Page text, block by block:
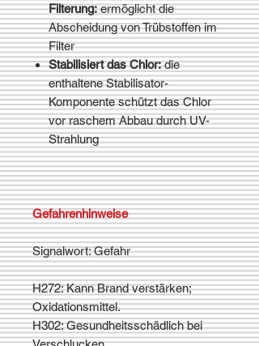
Filterung:ermöglicht die
Abscheidung von Trübstoffen im
Filter
Stabilisiert das Chlor:die
enthaltene Stabilisator-
Komponente schützt das Chlor
vor raschem Abbau durch UV-
Strahlung
Gefahrenhinweise
Signalwort: Gefahr
H272: Kann Brand verstärken;
Oxidationsmittel.
H302: Gesundheitsschädlich bei